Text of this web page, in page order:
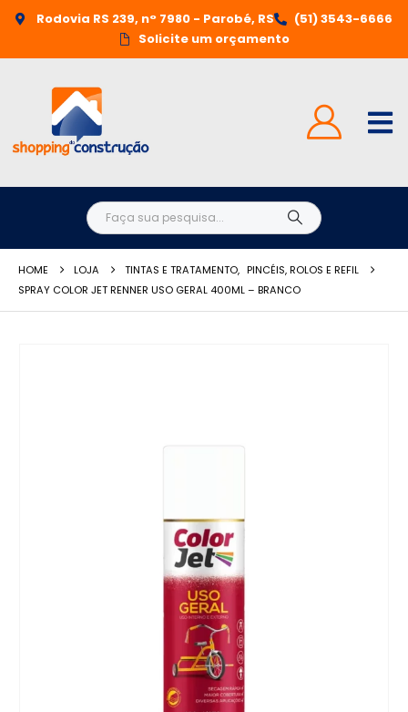
Rodovia RS 239, n° 7980 - Parobé, RS
(51) 3543-6666
Solicite um orçamento
HOME LOJA TINTAS E TRATAMENTO, PINCÉIS, ROLOS E REFIL
SPRAY COLOR JET RENNER USO GERAL 400ML – BRANCO